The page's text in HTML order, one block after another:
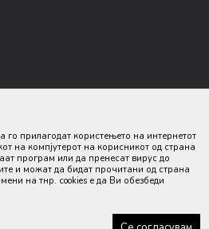
да гарантираме дека сите
го прилагодат користењето на интернетот
на компјутерот на корисникот од страна
програм или да пренесат вирус до
и можат да бидат прочитани од страна
на тнр. сookies е да Ви обезбеди